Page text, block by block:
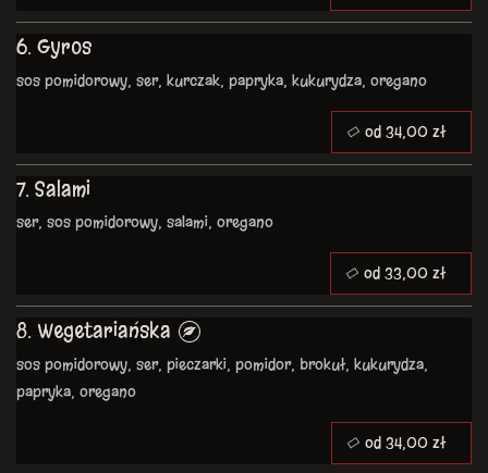
6. Gyros
sos pomidorowy, ser, kurczak, papryka, kukurydza, oregano
7. Salami
ser, sos pomidorowy, salami, oregano
8. Wegetariańska
sos pomidorowy, ser, pieczarki, pomidor, brokuł, kukurydza,
papryka, oregano